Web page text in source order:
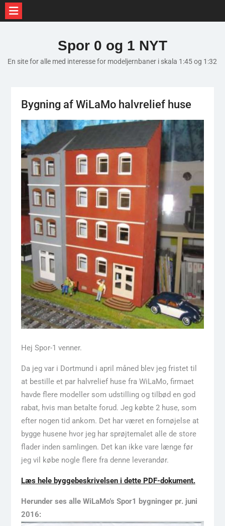
Spor 0 og 1 NYT
En site for alle med interesse for modeljernbaner i skala 1:45 og 1:32
Bygning af WiLaMo halvrelief huse
Hej Spor-1 venner.
Da jeg var i Dortmund i april måned blev jeg fristet til
at bestille et par halvrelief huse fra WiLaMo, firmaet
havde flere modeller som udstilling og tilbød en god
rabat, hvis man betalte forud. Jeg købte 2 huse, som
efter nogen tid ankom. Det har været en fornøjelse at
bygge husene hvor jeg har sprøjtemalet alle de store
flader inden samlingen. Det kan ikke vare længe før
jeg vil købe nogle flere fra denne leverandør.
Læs hele byggebeskrivelsen i dette PDF-dokument.
Herunder ses alle WiLaMo’s Spor1 bygninger pr. juni
2016: